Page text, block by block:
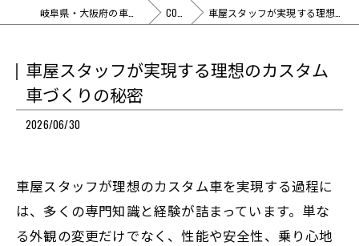
岐阜県・大阪府の車屋ならEim motor sports COLUMN 車屋スタッフが実現する理想のカスタム車づくりの秘密
車屋スタッフが実現する理想のカスタム
車づくりの秘密
2026/06/30
車屋スタッフが理想のカスタム車を実現する過程に
は、多くの専門知識と経験が詰まっています。単な
る外観の変更だけでなく、性能や安全性、乗り心地